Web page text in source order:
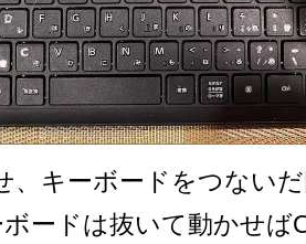
、キーボードをつない
ードは抜いて動かせば